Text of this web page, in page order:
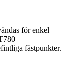
för enkel
fästpunkter.